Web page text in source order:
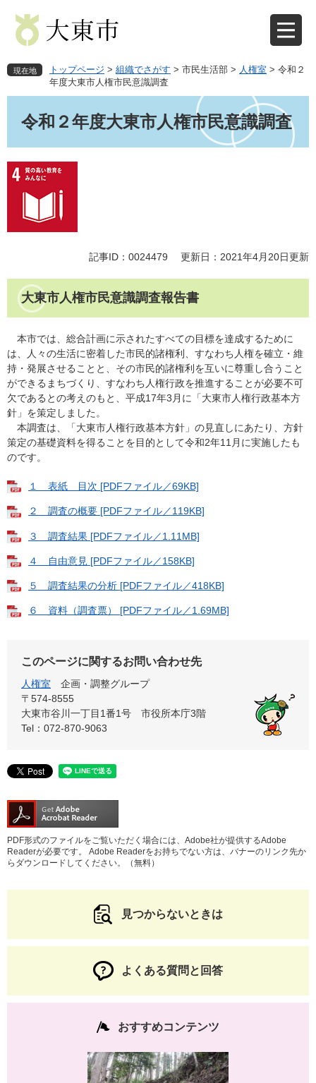
先
で
を
ば
現在地 トップページ > 組織でさがす > 市民生活部 > 人権室 > 令和２
年度大東市人権市民意識調査
令和２年度大東市人権市民意識調査
記事ID：0024479 更新日：2021年4月20日更新
大東市人権市民意識調査報告書
本市では、総合計画に示されたすべての目標を達成するために
は、人々の生活に密着した市民的諸権利、すなわち人権を確立・維
持・発展させることと、その市民的諸権利を互いに尊重し合うこと
ができるまちづくり、すなわち人権行政を推進することが必要不可
欠であるとの考えのもと、平成17年3月に「大東市人権行政基本方
針」を策定しました。
本調査は、「大東市人権行政基本方針」の見直しにあたり、方針
策定の基礎資料を得ることを目的として令和2年11月に実施したも
のです。
１ 表紙 目次 [PDFファイル／69KB]
２ 調査の概要 [PDFファイル／119KB]
３ 調査結果 [PDFファイル／1.11MB]
４ 自由意見 [PDFファイル／158KB]
５ 調査結果の分析 [PDFファイル／418KB]
６ 資料（調査票） [PDFファイル／1.69MB]
このページに関するお問い合わせ先
人権室
企画・調整グループ
〒574-8555
大東市谷川一丁目1番1号 市役所本庁3階
Tel：072-870-9063
PDF形式のファイルをご覧いただく場合には、Adobe社が提供するAdobe
Readerが必要です。
Adobe Readerをお持ちでない方は、バナーのリンク先か
らダウンロードしてください。（無料）
見つからないときは
よくある質問と回答
おすすめコンテンツ